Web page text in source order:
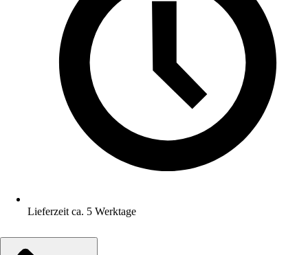
Lieferzeit ca. 5 Werktage